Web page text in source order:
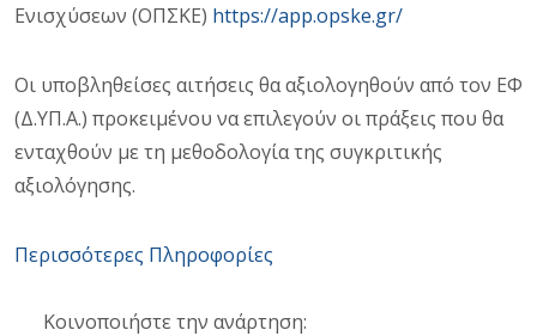
Ενισχύσεων (ΟΠΣΚΕ) https://app.opske.gr/
Οι υποβληθείσες αιτήσεις θα αξιολογηθούν από τον ΕΦ
(Δ.ΥΠ.Α.) προκειμένου να επιλεγούν οι πράξεις που θα
ενταχθούν με τη μεθοδολογία της συγκριτικής
αξιολόγησης.
Περισσότερες Πληροφορίες
Κοινοποιήστε την ανάρτηση: